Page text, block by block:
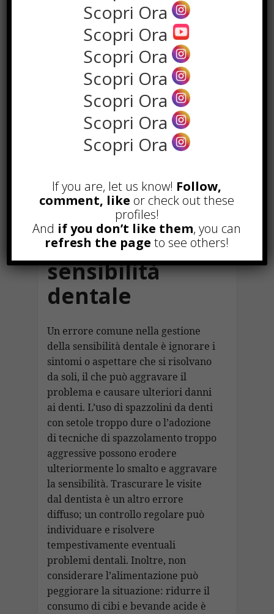
l’erosione dello smalto possono
richiedere interventi mirati da
parte di un professionista. Chi
risiede in Toscana può trovare un
valido supporto presso unaclinica
dentistica a Sesto Fiorentino, dove
specialisti esperti offrono soluzioni
personalizzate per la gestione della
sensibilità dentale, garantendo cure
efficaci e su misura per ogni
Errori comuni
da evitare nella
gestione della
sensibilità
dentale
Un errore comune nella gestione
della sensibilità dentale è ignorare i
sintomi o aspettare che si risolvano
da soli, il che può aggravare il
problema e causare ulteriori danni
ai denti. L’uso di spazzolini da denti
con setole troppo dure o l’adozione
di tecniche di spazzolamento troppo
aggressive possono erodere
ulteriormente lo smalto e aggravare
la sensibilità. Trascurare le visite
dal dentista è un altro errore
diffuso; un controllo regolare può
individuare e risolvere
tempestivamente eventuali
problemi dentali. Inoltre, non
considerare l’alimentazione può
peggiorare la situazione: ridurre il
consumo di cibi e bevande acide è
Scopri Ora
Scopri Ora
Scopri Ora
Scopri Ora
Scopri Ora
Scopri Ora
Scopri Ora
If you are, let us know! Follow,
comment, like or check out these
profiles!
And if you don’t like them, you can
refresh the page to see others!